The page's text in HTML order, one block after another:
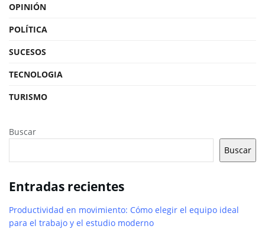
OPINIÓN
POLÍTICA
SUCESOS
TECNOLOGIA
TURISMO
Buscar
Buscar
Entradas recientes
Productividad en movimiento: Cómo elegir el equipo ideal
para el trabajo y el estudio moderno